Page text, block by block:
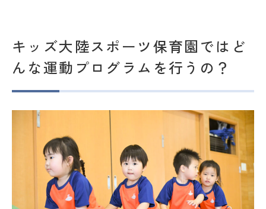
キッズ大陸スポーツ保育園ではど
んな運動プログラムを行うの？